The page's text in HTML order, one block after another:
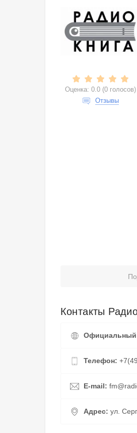
Оценка: 0.0 (0 голосов)
Отзывы
Контакты
Официальный
Телефон:
E-mail:
Адрес: ул.